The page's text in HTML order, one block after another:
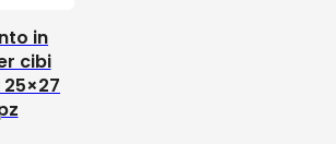
in
cibi